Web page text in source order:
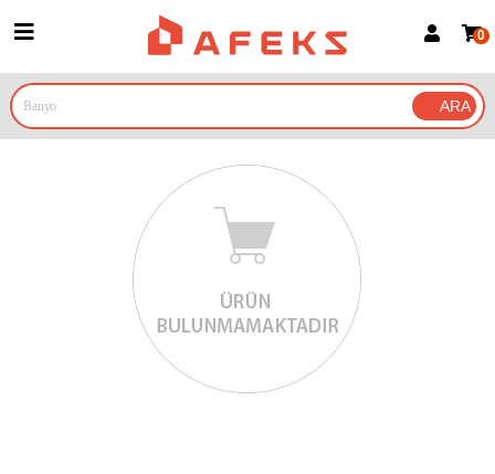
Google İle Bağlan
0